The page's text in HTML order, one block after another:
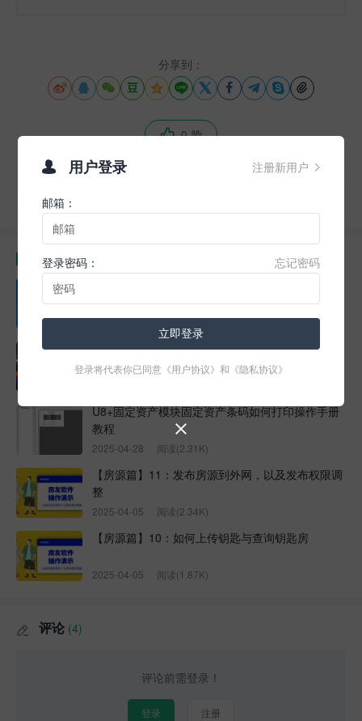
分享到：
          
 0 赞
共享
相关文章
2025-07-11 阅读(2.56K)
霆智服务器备份检查 视频教程
U8+固定资产模块固定资产条码如何打印操作手册
教程
2025-04-28 阅读(2.31K)
【房源篇】11：发布房源到外网，以及发布权限调
整
2025-04-05 阅读(2.34K)
【房源篇】10：如何上传钥匙与查询钥匙房
2025-04-05 阅读(1.87K)
 评论 (4)
评论前需登录！
登录 注册
注册新用户 
 用户登录
邮箱：
忘记密码
登录密码：
立即登录
登录将代表你已同意 《用户协议》 和 《隐私协议》
